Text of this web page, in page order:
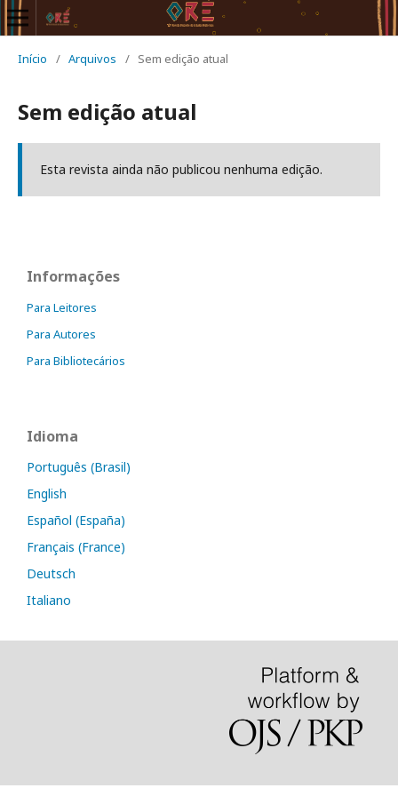
Início / Arquivos / Sem edição atual
Sem edição atual
Esta revista ainda não publicou nenhuma edição.
Informações
Para Leitores
Para Autores
Para Bibliotecários
Idioma
Português (Brasil)
English
Español (España)
Français (France)
Deutsch
Italiano